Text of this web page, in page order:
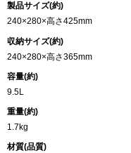
製品サイズ(約)
240×280×高さ425mm
収納サイズ(約)
240×280×高さ365mm
容量(約)
9.5L
重量(約)
1.7kg
材質(品質)